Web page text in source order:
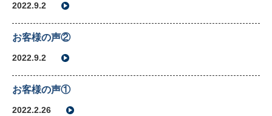
2022.9.2
お客様の声②
2022.9.2
お客様の声①
2022.2.26